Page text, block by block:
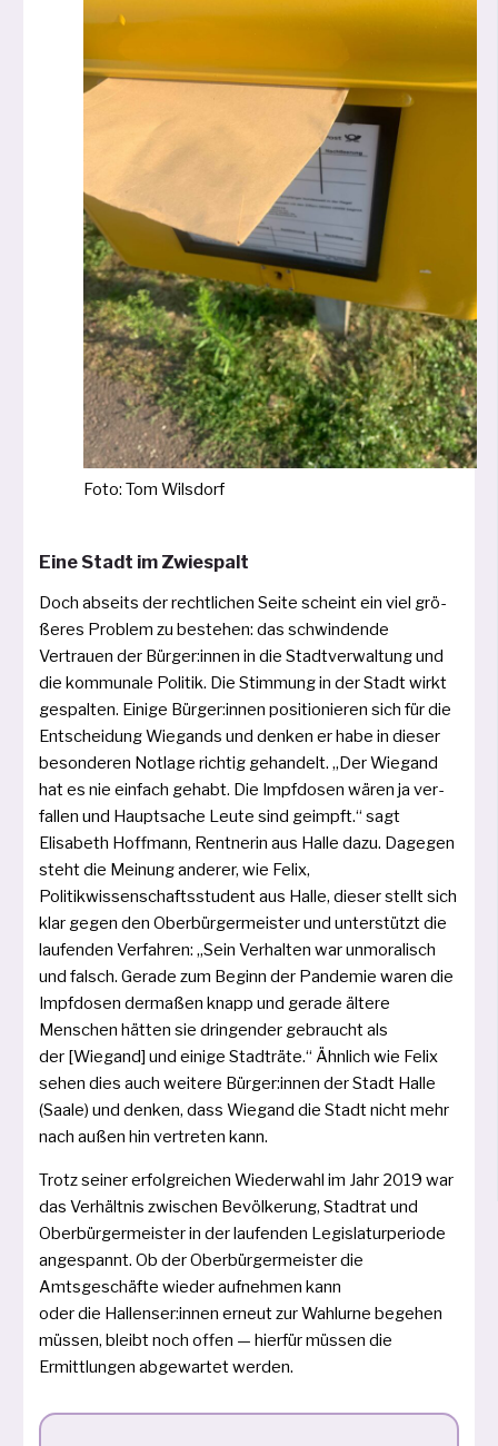
Foto: Tom Wilsdorf
Eine Stadt im Zwiespalt
Doch abseits der recht­li­chen Seite scheint ein viel grö­
ße­res Problem zu bestehen: das schwin­den­de
Vertrauen der Bürger:innen in die Stadtverwaltung und
die kom­mu­na­le Politik. Die Stimmung in der Stadt wirkt
gespal­ten. Einige Bürger:innen posi­tio­nie­ren sich für die
Entscheidung Wiegands und den­ken er habe in die­ser
beson­de­ren Notlage rich­tig gehan­delt. „Der Wiegand
hat es nie ein­fach gehabt. Die Impfdosen wären ja ver­
fal­len und Hauptsache Leute sind geimpft.“ sagt
Elisabeth Hoffmann, Rentnerin aus Halle dazu. Dagegen
steht die Meinung ande­rer, wie Felix,
Politikwissenschaftsstudent aus Halle, die­ser stellt sich
klar gegen den Oberbürgermeister und unter­stützt die
lau­fen­den Verfahren: „Sein Verhalten war unmo­ra­lisch
und falsch. Gerade zum Beginn der Pandemie waren die
Impfdosen der­ma­ßen knapp und gera­de älte­re
Menschen hät­ten sie drin­gen­der gebraucht als
der [Wiegand] und eini­ge Stadträte.“ Ähnlich wie Felix
sehen dies auch wei­te­re Bürger:innen der Stadt Halle
(Saale) und den­ken, dass Wiegand die Stadt nicht mehr
nach außen hin ver­tre­ten kann.
Trotz sei­ner erfolg­rei­chen Wiederwahl im Jahr 2019 war
das Verhältnis zwi­schen Bevölkerung, Stadtrat und
Oberbürgermeister in der lau­fen­den Legislaturperiode
ange­spannt. Ob der Oberbürgermeister die
Amtsgeschäfte wie­der auf­neh­men kann
oder die Hallenser:innen erneut zur Wahlurne bege­hen
müs­sen, bleibt noch offen — hier­für müs­sen die
Ermittlungen abge­war­tet werden.